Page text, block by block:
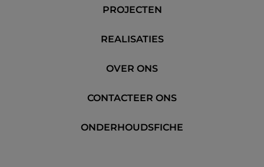
PROJECTEN
REALISATIES
OVER ONS
CONTACTEER ONS
ONDERHOUDSFICHE